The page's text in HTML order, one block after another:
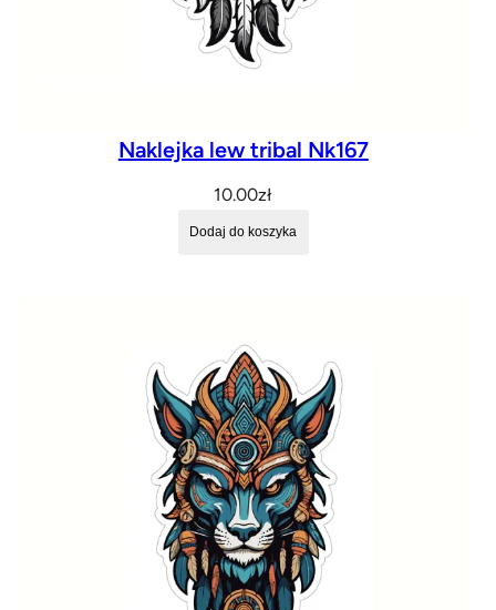
Naklejka lew tribal Nk167
10.00zł
Dodaj do koszyka